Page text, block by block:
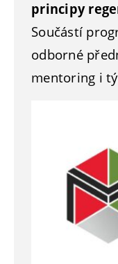
principy
Součástí
odborné
mentoring i